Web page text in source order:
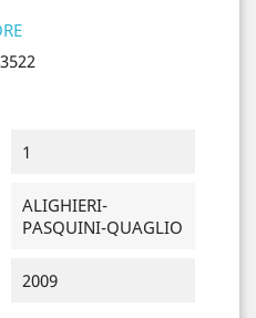
1
ALIGHIERI-
PASQUINI-QUAGLIO
2009